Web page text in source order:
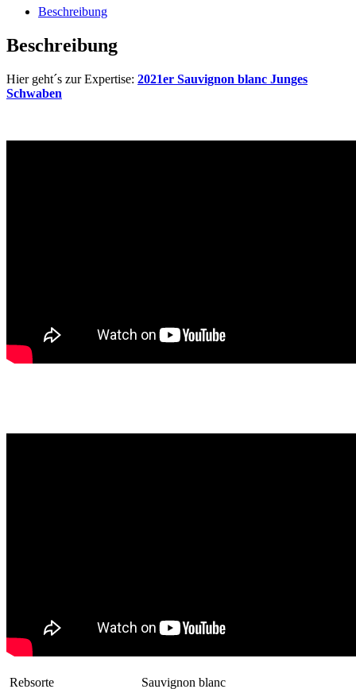
Beschreibung
Beschreibung
Hier geht´s zur Expertise: 2021er Sauvignon blanc Junges
Schwaben
Rebsorte Sauvignon blanc